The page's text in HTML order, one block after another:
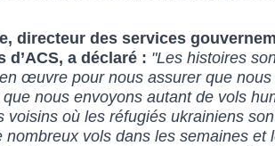
directeur des services
d’ACS, a déclaré : "Les histoires
œuvre pour nous assurer que
nous envoyons autant de vols
voisins où les réfugiés ukrainiens
nombreux vols dans les semaines et